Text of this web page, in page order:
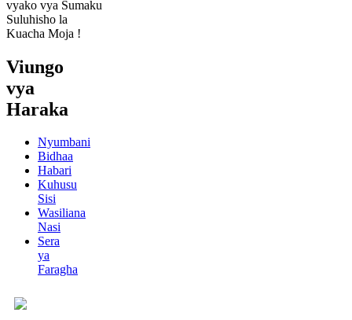
vyako vya Sumaku
Suluhisho la
Kuacha Moja !
Viungo
vya
Haraka
Nyumbani
Bidhaa
Habari
Kuhusu
Sisi
Wasiliana
Nasi
Sera
ya
Faragha